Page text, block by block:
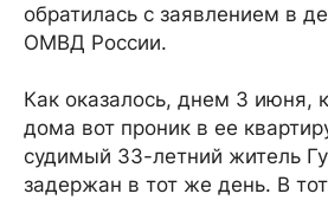
обратилась с заявлением в
ОМВД России.
Как оказалось, днем 3 июня,
дома вот проник в ее
судимый 33-летний житель
задержан в тот же день. В